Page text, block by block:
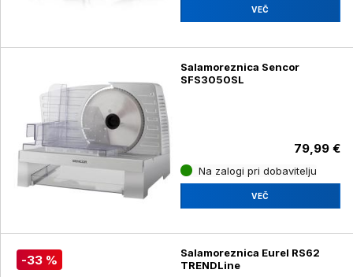
VEČ
Salamoreznica Sencor
SFS3050SL
79,99 €
Na zalogi pri dobavitelju
VEČ
-33 %
Salamoreznica Eurel RS62
TRENDLine